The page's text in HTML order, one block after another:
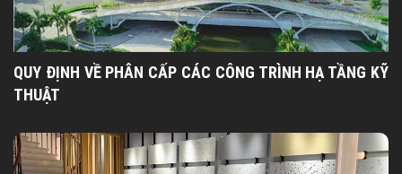
QUY ĐỊNH VỀ PHÂN CẤP CÁC CÔNG TRÌNH HẠ TẦNG KỸ
THUẬT